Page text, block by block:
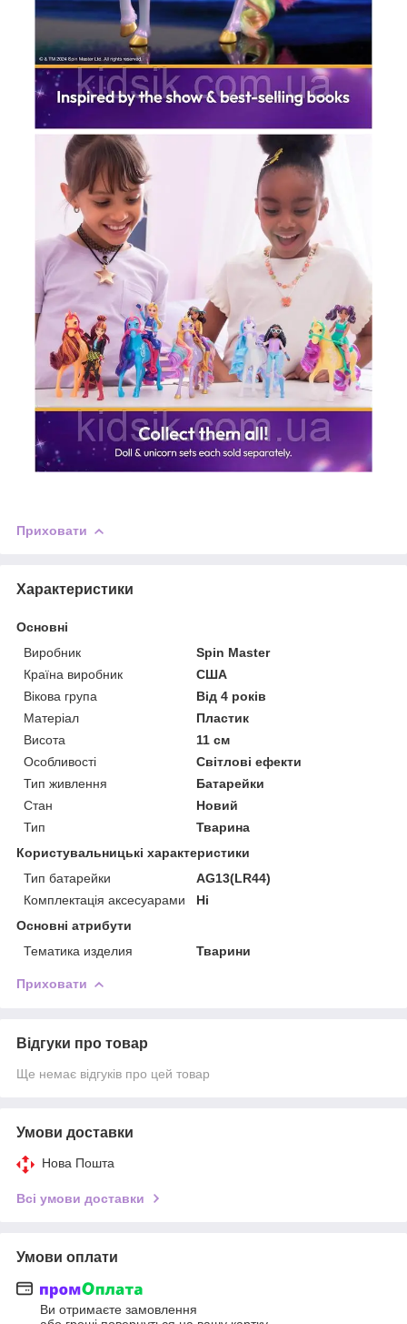
Приховати
Характеристики
Основні
Виробник
Spin Master
Країна виробник
США
Вікова група
Від 4 років
Матеріал
Пластик
Висота
11 см
Особливості
Світлові ефекти
Тип живлення
Батарейки
Стан
Новий
Тип
Тварина
Користувальницькі характеристики
Тип батарейки
AG13(LR44)
Комплектація аксесуарами
Ні
Основні атрибути
Тематика изделия
Тварини
Приховати
Відгуки про товар
Ще немає відгуків про цей товар
Умови доставки
Нова Пошта
Всі умови доставки
Умови оплати
Ви отримаєте замовлення